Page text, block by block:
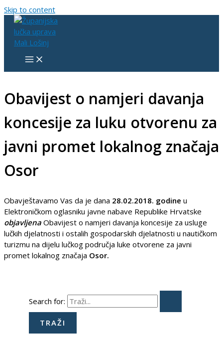
Skip to content
Obavijest o namjeri davanja
koncesije za luku otvorenu za
javni promet lokalnog značaja
Osor
Obavještavamo Vas da je dana 28.02.2018. godine u
Elektroničkom oglasniku javne nabave Republike Hrvatske
objavljena Obavijest o namjeri davanja koncesije za usluge
lučkih djelatnosti i ostalih gospodarskih djelatnosti u nautičkom
turizmu na dijelu lučkog područja luke otvorene za javni
promet lokalnog značaja Osor.
Search for: